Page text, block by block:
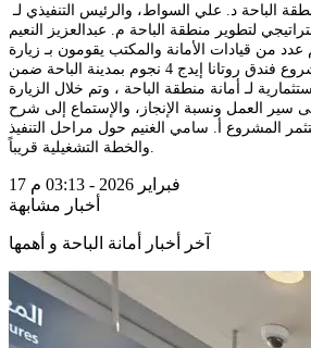
أمين منطقة الباحة د. علي السواط، والرئيس التنفيذي لـ
لتطوير منطقة الباحة م. عبدالعزيز النعيم
عدد من قيادات الأمانة والمكتب يقومون بـ زيارة
ميدانية لمشروع فندق روتانا إيدج 4 نجوم بمدينة الباحة ضمن
لـ أمانة منطقة الباحة ، وتم خلال الزيارة
سير العمل ونسبة الإنجاز، والإستماع إلى شرح
المشروع أ. سامي الغنيم حول مراحل التنفيذ
والخطة التشغيلية قريباً.
17 فبراير 2026 - 03:13 م
أخبار مشابهة
آخر أخبار أمانة الباحة و أهمها